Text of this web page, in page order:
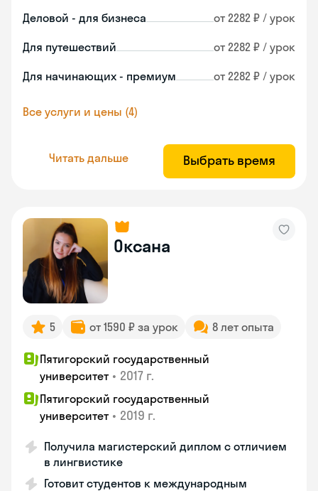
Деловой - для бизнеса от 2282 ₽ / урок
Для путешествий от 2282 ₽ / урок
Для начинающих - премиум от 2282 ₽ / урок
Все услуги и цены (4)
Читать дальше Выбрать время
Оксана
5 от 1590 ₽ за урок 8 лет опыта
Пятигорский государственный
университет • 2017 г.
Пятигорский государственный
университет • 2019 г.
Получила магистерский диплом с отличием
в лингвистике
Готовит студентов к международным